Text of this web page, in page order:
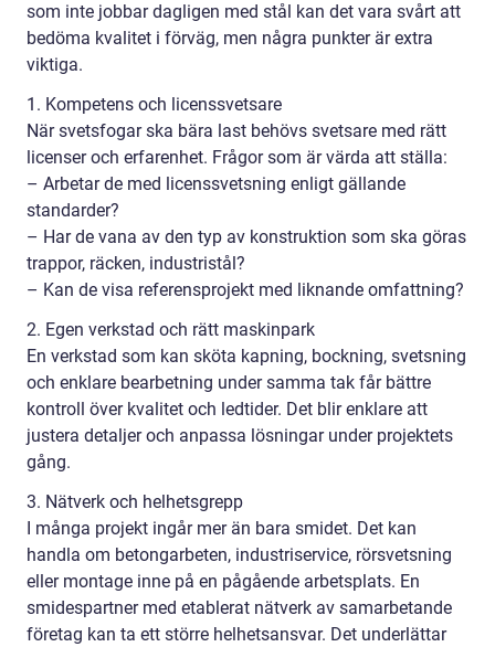
som inte jobbar dagligen med stål kan det vara svårt att
bedöma kvalitet i förväg, men några punkter är extra
viktiga.
1. Kompetens och licenssvetsare
När svetsfogar ska bära last behövs svetsare med rätt
licenser och erfarenhet. Frågor som är värda att ställa:
– Arbetar de med licenssvetsning enligt gällande
standarder?
– Har de vana av den typ av konstruktion som ska göras
trappor, räcken, industristål?
– Kan de visa referensprojekt med liknande omfattning?
2. Egen verkstad och rätt maskinpark
En verkstad som kan sköta kapning, bockning, svetsning
och enklare bearbetning under samma tak får bättre
kontroll över kvalitet och ledtider. Det blir enklare att
justera detaljer och anpassa lösningar under projektets
gång.
3. Nätverk och helhetsgrepp
I många projekt ingår mer än bara smidet. Det kan
handla om betongarbeten, industriservice, rörsvetsning
eller montage inne på en pågående arbetsplats. En
smidespartner med etablerat nätverk av samarbetande
företag kan ta ett större helhetsansvar. Det underlättar